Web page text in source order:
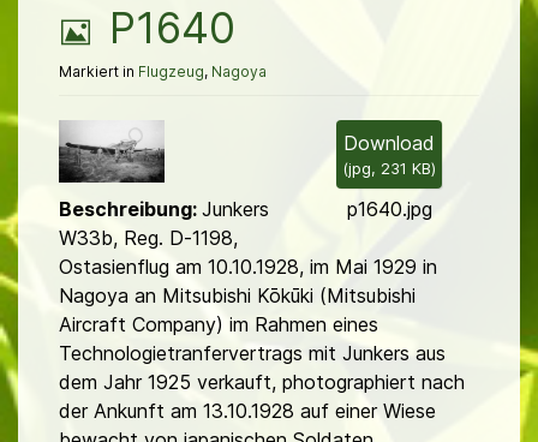
B
i
l
d
P1640
Markiert in Flugzeug, Nagoya
Download
(jpg, 231 KB)
p1640.jpg
Beschreibung: Junkers
W33b, Reg. D-1198,
Ostasienflug am 10.10.1928, im Mai 1929 in
Nagoya an Mitsubishi Kōkūki (Mitsubishi
Aircraft Company) im Rahmen eines
Technologietranfervertrags mit Junkers aus
dem Jahr 1925 verkauft, photographiert nach
der Ankunft am 13.10.1928 auf einer Wiese